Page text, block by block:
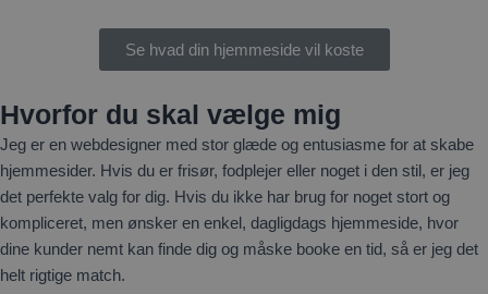
Se hvad din hjemmeside vil koste
Hvorfor du skal vælge mig
Jeg er en webdesigner med stor glæde og entusiasme for at skabe
hjemmesider. Hvis du er frisør, fodplejer eller noget i den stil, er jeg
det perfekte valg for dig. Hvis du ikke har brug for noget stort og
kompliceret, men ønsker en enkel, dagligdags hjemmeside, hvor
dine kunder nemt kan finde dig og måske booke en tid, så er jeg det
helt rigtige match.